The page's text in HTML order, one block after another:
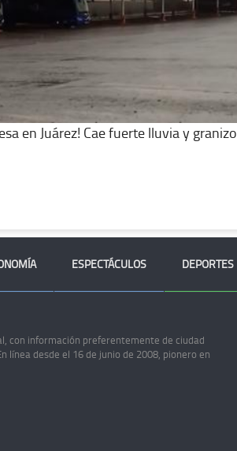
en Juárez! Cae fuerte lluvia y granizo
ESPECTÁCULOS DEPORTES
con información preferentemente de ciudad
línea desde el 16 de junio de 2008, pionero en